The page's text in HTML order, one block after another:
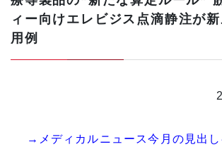
ィー向けエレビジス点滴静注が
用例
→メディカルニュース今月の見出